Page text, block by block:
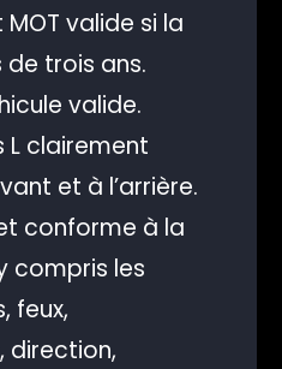
valide si la
trois ans.
valide.
L clairement
et à l’arrière.
conforme à la
compris les
feux,
direction,